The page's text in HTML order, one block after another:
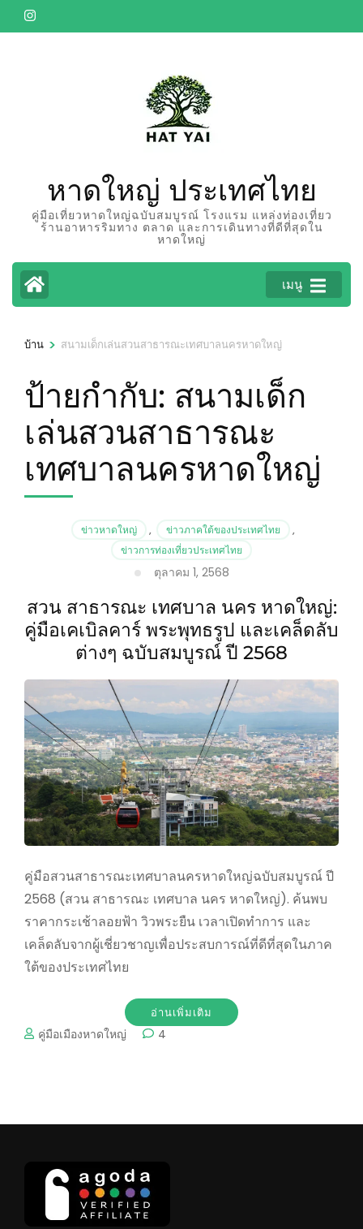
ไป
หาดใหญ่ ประเทศไทย
คู่มือเที่ยวหาดใหญ่ฉบับสมบูรณ์ โรงแรม แหล่งท่องเที่ยว
ร้านอาหารริมทาง ตลาด และการเดินทางที่ดีที่สุดใน
หาดใหญ่
เมนู
บ้าน > สนามเด็กเล่นสวนสาธารณะเทศบาลนครหาดใหญ่
ป้ายกำกับ: สนามเด็ก
เล่นสวนสาธารณะ
เทศบาลนครหาดใหญ่
ข่าวหาดใหญ่ , ข่าวภาคใต้ของประเทศไทย
,
ข่าวการท่องเที่ยวประเทศไทย
ตุลาคม 1, 2568
สวน สาธารณะ เทศบาล นคร หาดใหญ่:
คู่มือเคเบิลคาร์ พระพุทธรูป และเคล็ดลับ
ต่างๆ ฉบับสมบูรณ์ ปี 2568
คู่มือสวนสาธารณะเทศบาลนครหาดใหญ่ฉบับสมบูรณ์ ปี
2568 (สวน สาธารณะ เทศบาล นคร หาดใหญ่). ค้นพบ
ราคากระเช้าลอยฟ้า วิวพระยืน เวลาเปิดทำการ และ
เคล็ดลับจากผู้เชี่ยวชาญเพื่อประสบการณ์ที่ดีที่สุดในภาค
ใต้ของประเทศไทย
อ่านเพิ่มเติม
คู่มือเมืองหาดใหญ่ 4